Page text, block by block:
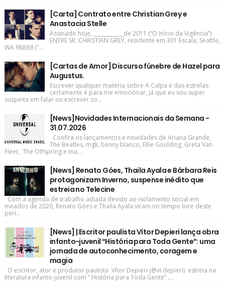
[Carta] Contrato entre Christian Grey e
Anastacia Stelle
Assinado hoje, ____________de 2011 (“O Início da Vigência”)
ENTRE SR. CHRISTIAN GREY, residente em 301 Escala, Seattle,
WA 98889 (“...
[Cartas de Amor] Discurso fúnebre de Hazel para
Augustus.
Escrever qualquer matéria sobre A Culpa é das estrelas
certamente é para me emocionar, já que eu sou super
suspeita em falar ou escrever so...
[News]Novidades Internacionais da Semana -
31.07.2026
Confira os lançamentos e novidades de Ariana Grande,
The Beatles, mgk, benny blanco, Ellie Goulding, Greta Van
Fleet, The Offspring e ma...
[News] Renato Góes, Thaila Ayala e Bárbara Reis
protagonizam Inverno, suspense inédito que
estreia no Telecine
Com a agenda de trabalho adiada devido ao isolamento social em
meados de 2020, Renato Góes e Thaila Ayala viram no tempo livre deste
perí...
[News] | Escritor paulista Vítor Depieri lança obra
infanto-juvenil “História para Toda Gente”: uma
jornada de autoconhecimento, coragem e
magia
O escritor, ator e produtor paulista Vítor Depieri (@vi.depieri) estreia na
literatura infanto-juvenil com “ História para Toda Gente” ,...